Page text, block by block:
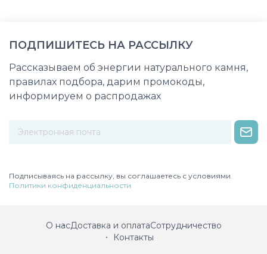
ПОДПИШИТЕСЬ НА РАССЫЛКУ
Рассказываем об энергии натурального камня,
правилах подбора, дарим промокоды,
информируем о распродажах
Подписываясь на рассылку, вы соглашаетесь с условиями
Политики конфиденциальности
О насДоставка и оплатаСотрудничество
Контакты